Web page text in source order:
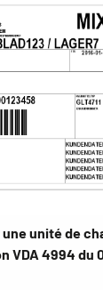
unité de
VDA 4994 du